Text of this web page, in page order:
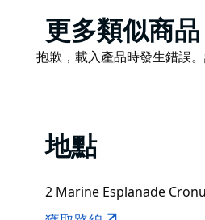
旺達海灘北側是格林希爾
奔跑。
旺達 (Wanda) 在原住民語
救生員和旺達衝浪俱樂部
之間游泳。
Product
List
更多類似商品
Product
抱歉，載入產品時發生錯誤。
地點
2 Marine Esplanade